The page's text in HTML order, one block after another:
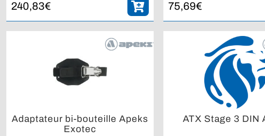
240,83€ 75,69€
Adaptateur bi-bouteille Apeks
Exotec
ATX Stage 3 DIN